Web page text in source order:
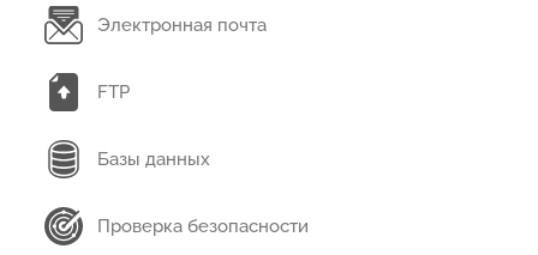
Электронная почта
FTP
Базы данных
Проверка безопасности